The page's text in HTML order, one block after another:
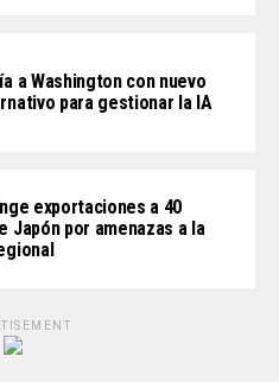
a Washington con nuevo
para gestionar la IA
exportaciones a 40
Japón por amenazas a la